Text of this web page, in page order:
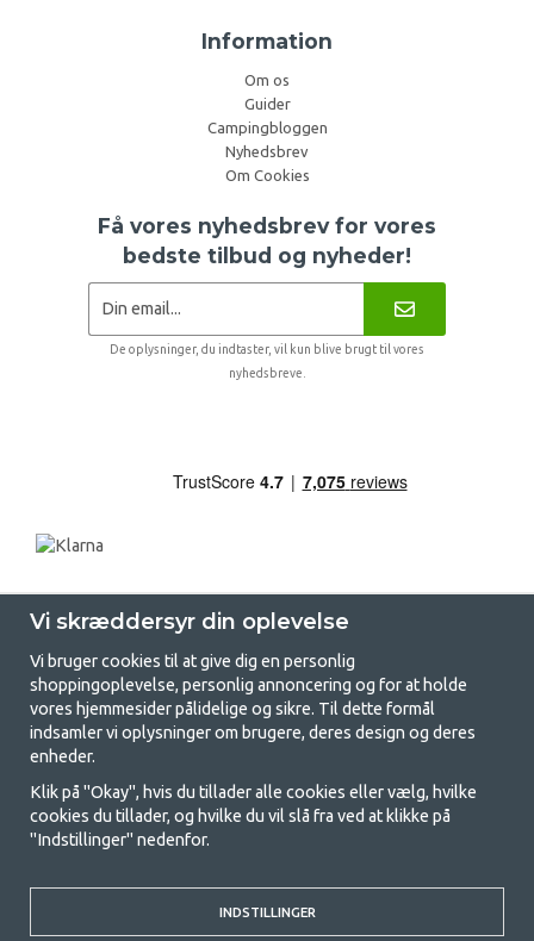
Information
Om os
Guider
Campingbloggen
Nyhedsbrev
Om Cookies
Få vores nyhedsbrev for vores
bedste tilbud og nyheder!
De oplysninger, du indtaster, vil kun blive brugt til vores
nyhedsbreve.
GetCamping.dk - Din butik for
camping og friluftsliv
Camping kan enten være en livsstil eller en måde at samle familien på til
et fælles eventyr. Uanset hvilken kategori du tilhører, finder du alt, du
til at campere, så vi tilbyder rigtig gode priser på familietelte,
campingvogns-telte og alt andet udstyr til camping og friluftsliv. Vores
mål er at tilbyde det bedste campingudstyr med hensyn til kvalitet og
Vi skræddersyr din oplevelse
Vi bruger cookies til at give dig en personlig
shoppingoplevelse, personlig annoncering og for at holde
vores hjemmesider pålidelige og sikre. Til dette formål
indsamler vi oplysninger om brugere, deres design og deres
enheder.
Klik på "Okay", hvis du tillader alle cookies eller vælg, hvilke
cookies du tillader, og hvilke du vil slå fra ved at klikke på
"Indstillinger" nedenfor.
INDSTILLINGER